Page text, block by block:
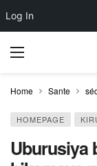
Log In
Home Sante
HOMEPAGE
Uburusiya